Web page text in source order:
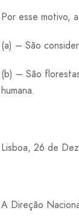
Por esse motivo,
(a) – São
(b) – São
humana.
Lisboa, 26 de
A Direção